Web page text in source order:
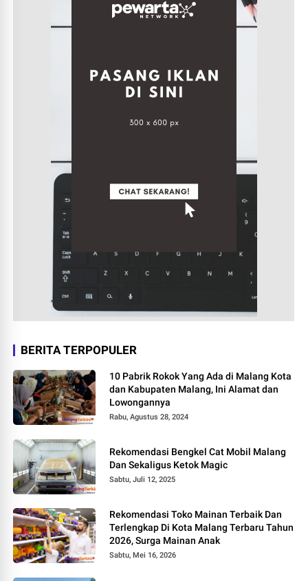
BERITA TERPOPULER
10 Pabrik Rokok Yang Ada di Malang Kota
dan Kabupaten Malang, Ini Alamat dan
Lowongannya
Rabu, Agustus 28, 2024
Rekomendasi Bengkel Cat Mobil Malang
Dan Sekaligus Ketok Magic
Sabtu, Juli 12, 2025
Rekomendasi Toko Mainan Terbaik Dan
Terlengkap Di Kota Malang Terbaru Tahun
2026, Surga Mainan Anak
Sabtu, Mei 16, 2026